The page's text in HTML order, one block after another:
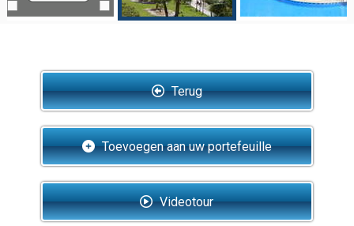
Terug
Toevoegen aan uw portefeuille
Videotour